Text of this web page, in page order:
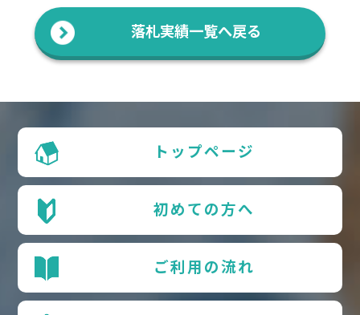
落札実績一覧へ戻る
トップページ
初めての方へ
ご利用の流れ